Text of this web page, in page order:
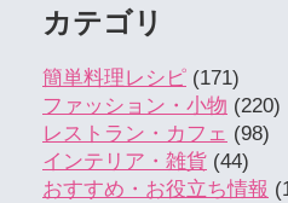
カテゴリ
簡単料理レシピ (171)
ファッション・小物 (220)
レストラン・カフェ (98)
インテリア・雑貨 (44)
おすすめ・お役立ち情報